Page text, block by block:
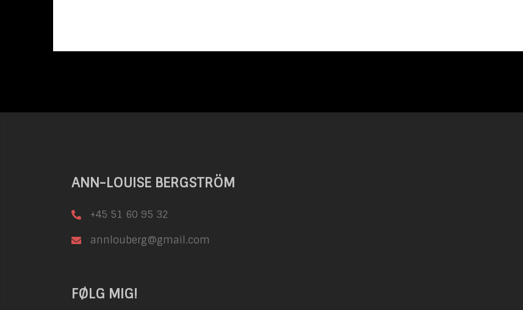
ANN-LOUISE BERGSTRÖM
+45 51 60 95 32
annlouberg@gmail.com
FØLG MIG!